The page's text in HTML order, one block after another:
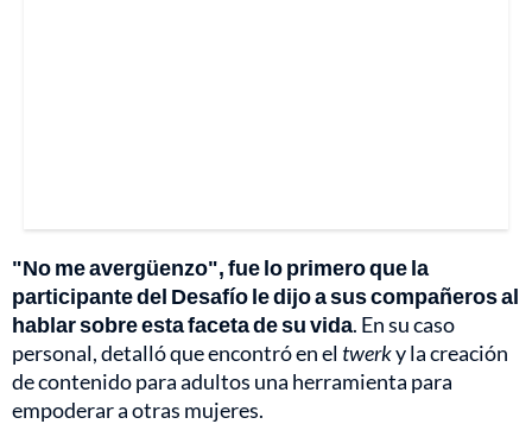
"No me avergüenzo", fue lo primero que la
participante del Desafío le dijo a sus compañeros al
hablar sobre esta faceta de su vida. En su caso
personal, detalló que encontró en el twerky la creación
de contenido para adultos una herramienta para
empoderar a otras mujeres.